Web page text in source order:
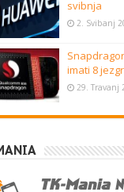
svibnja
2. Svibanj
imati 8
29. Travanj